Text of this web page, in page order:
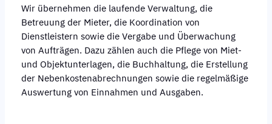
Wir übernehmen die laufende Verwaltung, die
Betreuung der Mieter, die Koordination von
Dienstleistern sowie die Vergabe und Überwachung
von Aufträgen. Dazu zählen auch die Pflege von Miet-
und Objektunterlagen, die Buchhaltung, die Erstellung
der Nebenkostenabrechnungen sowie die regelmäßige
Auswertung von Einnahmen und Ausgaben.